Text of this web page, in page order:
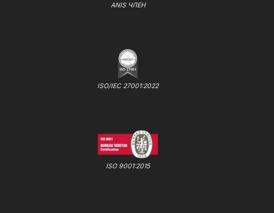
ANIS ЧЛЕН
ISO/IEC 27001:2022
ISO 9001:2015